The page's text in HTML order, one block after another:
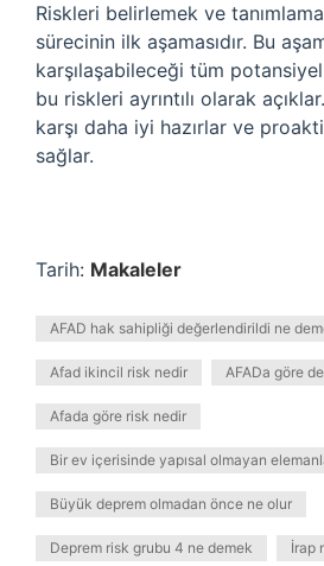
Riskleri belirlemek ve
sürecinin ilk aşamasıdır. Bu
karşılaşabileceği tüm
bu riskleri ayrıntılı olarak
karşı daha iyi hazırlar ve
sağlar.
Tarih: Makaleler
AFAD hak sahipliği değerlendirildi ne
Afad ikincil risk nedir AFADa göre
Afada göre risk nedir
Bir ev içerisinde yapısal olmayan
Büyük deprem olmadan önce ne olur
Deprem risk grubu 4 ne demek İrap